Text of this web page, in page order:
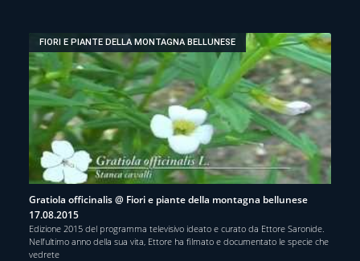
FIORI E PIANTE DELLA MONTAGNA BELLUNESE
Gratiola officinalis @ Fiori e piante della montagna bellunese
17.08.2015
Edizione 2015 del programma televisivo ideato e curato da Ettore Saronide.
Nell’ultimo anno della sua vita, Ettore ha filmato e documentato le specie che
vedrete